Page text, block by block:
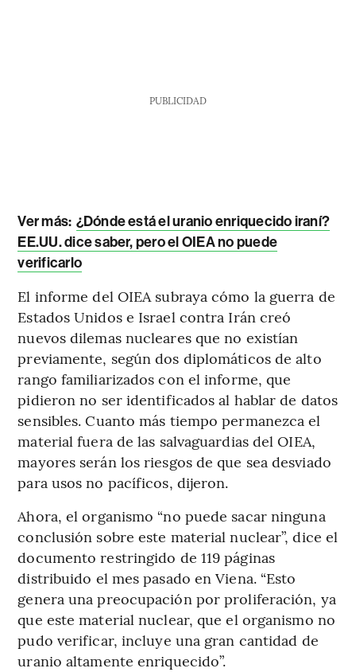
PUBLICIDAD
Ver más: ¿Dónde está el uranio enriquecido iraní?
EE.UU. dice saber, pero el OIEA no puede
verificarlo
El informe del OIEA subraya cómo la guerra de
Estados Unidos e Israel contra Irán creó
nuevos dilemas nucleares que no existían
previamente, según dos diplomáticos de alto
rango familiarizados con el informe, que
pidieron no ser identificados al hablar de datos
sensibles. Cuanto más tiempo permanezca el
material fuera de las salvaguardias del OIEA,
mayores serán los riesgos de que sea desviado
para usos no pacíficos, dijeron.
Ahora, el organismo “no puede sacar ninguna
conclusión sobre este material nuclear”, dice el
documento restringido de 119 páginas
distribuido el mes pasado en Viena. “Esto
genera una preocupación por proliferación, ya
que este material nuclear, que el organismo no
pudo verificar, incluye una gran cantidad de
uranio altamente enriquecido”.